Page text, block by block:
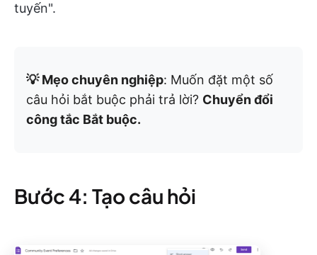
tuyến".
💡 Mẹo chuyên nghiệp: Muốn đặt một số
câu hỏi bắt buộc phải trả lời? Chuyển đổi
công tắc Bắt buộc.
Bước 4: Tạo câu hỏi